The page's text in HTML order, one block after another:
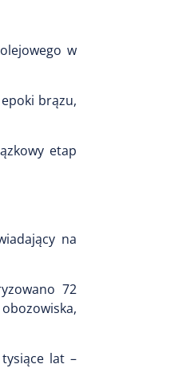
w
brązu,
etap
na
72
lat –